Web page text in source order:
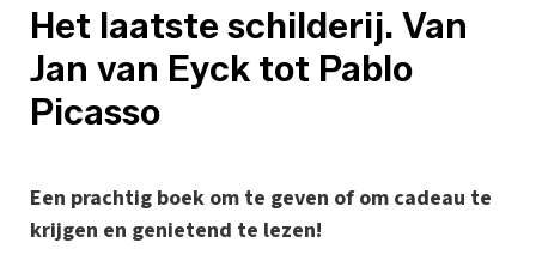
Het laatste schilderij. Van
Jan van Eyck tot Pablo
Picasso
Een prachtig boek om te geven of om cadeau te
krijgen en genietend te lezen!